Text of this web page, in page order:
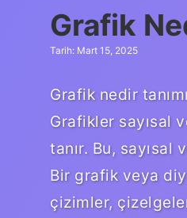
Grafik
Tarih: Mart 15, 2025
Grafik nedir
Grafikler sayısal
tanır. Bu, sayısal
Bir grafik veya
çizimler,